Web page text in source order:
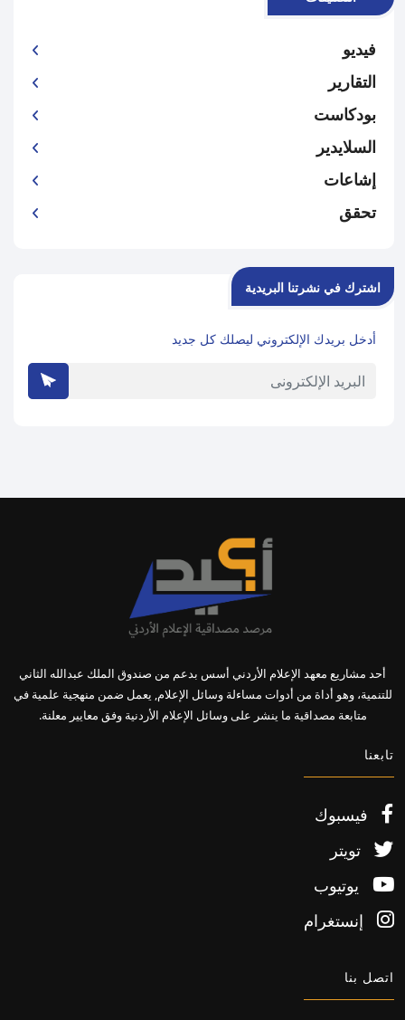
فيديو
التقارير
بودكاست
السلايدير
إشاعات
تحقق
اشترك في نشرتنا البريدية
أدخل بريدك الإلكتروني ليصلك كل جديد
أحد مشاريع معهد الإعلام الأردني أسس بدعم من صندوق الملك عبدالله الثاني
للتنمية، وهو أداة من أدوات مساءلة وسائل الإعلام, يعمل ضمن منهجية علمية في
متابعة مصداقية ما ينشر على وسائل الإعلام الأردنية وفق معايير معلنة.
تابعنا
فيسبوك
تويتر
يوتيوب
إنستغرام
اتصل بنا